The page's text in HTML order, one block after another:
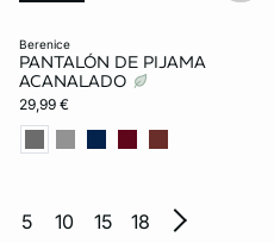
berenice
PANTALÓN DE PIJAMA
ACANALADO
29,99 €
5 10 15 18